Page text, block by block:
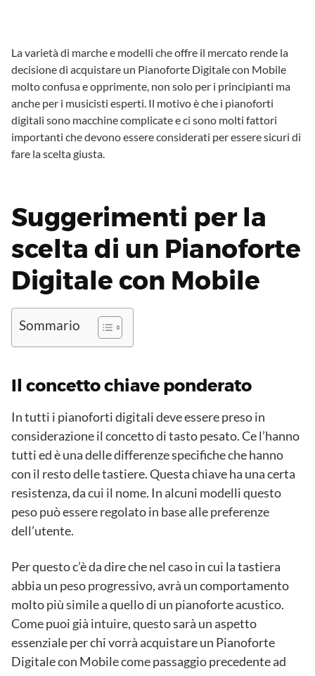
La varietà di marche e modelli che offre il mercato rende la
decisione di acquistare un Pianoforte Digitale con Mobile
molto confusa e opprimente, non solo per i principianti ma
anche per i musicisti esperti. Il motivo è che i pianoforti
digitali sono macchine complicate e ci sono molti fattori
importanti che devono essere considerati per essere sicuri di
fare la scelta giusta.
Suggerimenti per la
scelta di un Pianoforte
Digitale con Mobile
Sommario
Il concetto chiave ponderato
In tutti i pianoforti digitali deve essere preso in
considerazione il concetto di tasto pesato. Ce l’hanno
tutti ed è una delle differenze specifiche che hanno
con il resto delle tastiere. Questa chiave ha una certa
resistenza, da cui il nome. In alcuni modelli questo
peso può essere regolato in base alle preferenze
dell’utente.
Per questo c’è da dire che nel caso in cui la tastiera
abbia un peso progressivo, avrà un comportamento
molto più simile a quello di un pianoforte acustico.
Come puoi già intuire, questo sarà un aspetto
essenziale per chi vorrà acquistare un Pianoforte
Digitale con Mobile come passaggio precedente ad